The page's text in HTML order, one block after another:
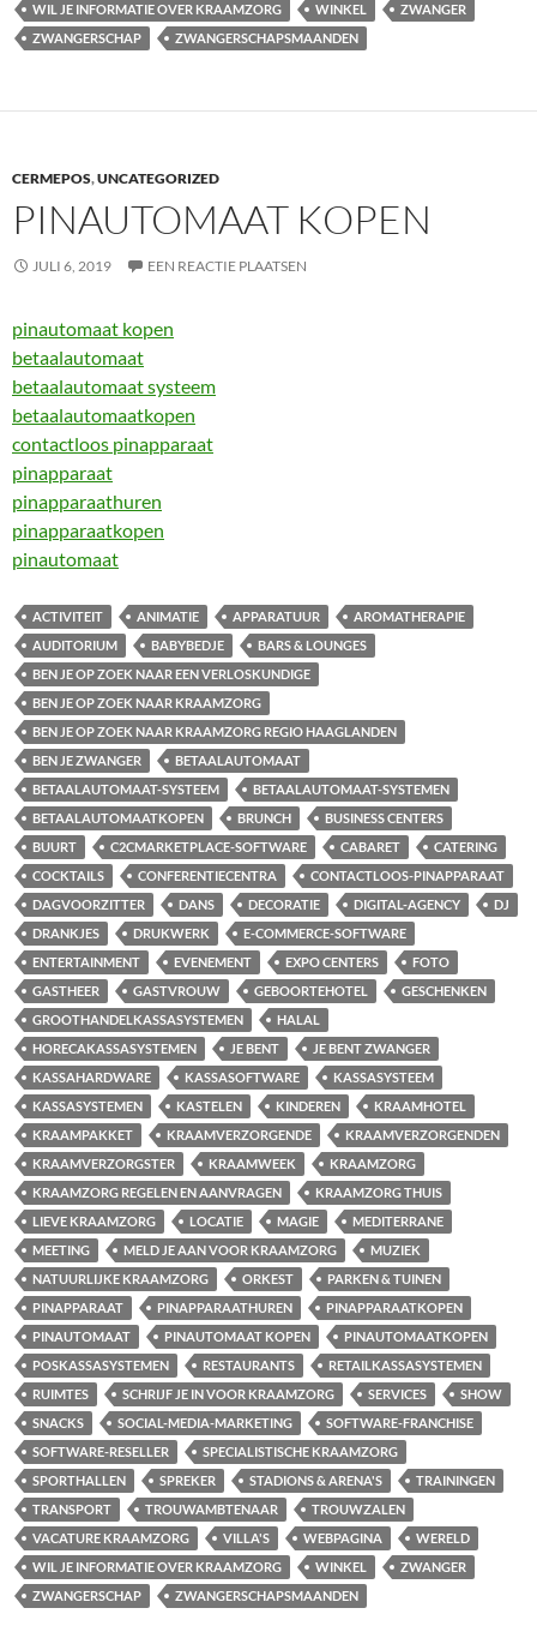
WIL JE INFORMATIE OVER KRAAMZORG
WINKEL
ZWANGER
ZWANGERSCHAP
ZWANGERSCHAPSMAANDEN
CERMEPOS,UNCATEGORIZED
PINAUTOMAAT KOPEN
JULI 6, 2019 EEN REACTIE PLAATSEN
pinautomaat kopen
betaalautomaat
betaalautomaat systeem
betaalautomaatkopen
contactloos pinapparaat
pinapparaat
pinapparaathuren
pinapparaatkopen
pinautomaat
ACTIVITEIT ANIMATIE APPARATUUR
AROMATHERAPIE
AUDITORIUM
BABYBEDJE
BARS & LOUNGES
BEN JE OP ZOEK NAAR EEN VERLOSKUNDIGE
BEN JE OP ZOEK NAAR KRAAMZORG
BEN JE OP ZOEK NAAR KRAAMZORG REGIO HAAGLANDEN
BEN JE ZWANGER
BETAALAUTOMAAT
BETAALAUTOMAAT-SYSTEEM
BETAALAUTOMAAT-SYSTEMEN
BETAALAUTOMAATKOPEN
BRUNCH
BUSINESS CENTERS
BUURT
C2CMARKETPLACE-SOFTWARE CABARET
CATERING
COCKTAILS
CONFERENTIECENTRA
CONTACTLOOS-PINAPPARAAT
DAGVOORZITTER
DANS DECORATIE DIGITAL-AGENCY
DJ
DRANKJES
DRUKWERK
E-COMMERCE-SOFTWARE
ENTERTAINMENT
EVENEMENT EXPO CENTERS
FOTO
GASTHEER
GASTVROUW GEBOORTEHOTEL
GESCHENKEN
GROOTHANDELKASSASYSTEMEN
HALAL
HORECAKASSASYSTEMEN
JE BENT
JE BENT ZWANGER
KASSAHARDWARE
KASSASOFTWARE
KASSASYSTEEM
KASSASYSTEMEN
KASTELEN KINDEREN
KRAAMHOTEL
KRAAMPAKKET
KRAAMVERZORGENDE
KRAAMVERZORGENDEN
KRAAMVERZORGSTER
KRAAMWEEK
KRAAMZORG
KRAAMZORG REGELEN EN AANVRAGEN
KRAAMZORG THUIS
LIEVE KRAAMZORG
LOCATIE MAGIE
MEDITERRANE
MEETING
MELD JE AAN VOOR KRAAMZORG
MUZIEK
NATUURLIJKE KRAAMZORG
ORKEST
PARKEN & TUINEN
PINAPPARAAT
PINAPPARAATHUREN
PINAPPARAATKOPEN
PINAUTOMAAT
PINAUTOMAAT KOPEN
PINAUTOMAATKOPEN
POSKASSASYSTEMEN
RESTAURANTS
RETAILKASSASYSTEMEN
RUIMTES
SCHRIJF JE IN VOOR KRAAMZORG SERVICES
SHOW
SNACKS
SOCIAL-MEDIA-MARKETING
SOFTWARE-FRANCHISE
SOFTWARE-RESELLER
SPECIALISTISCHE KRAAMZORG
SPORTHALLEN
SPREKER STADIONS & ARENA'S
TRAININGEN
TRANSPORT
TROUWAMBTENAAR
TROUWZALEN
VACATURE KRAAMZORG
VILLA'S WEBPAGINA
WERELD
WIL JE INFORMATIE OVER KRAAMZORG
WINKEL
ZWANGER
ZWANGERSCHAP
ZWANGERSCHAPSMAANDEN